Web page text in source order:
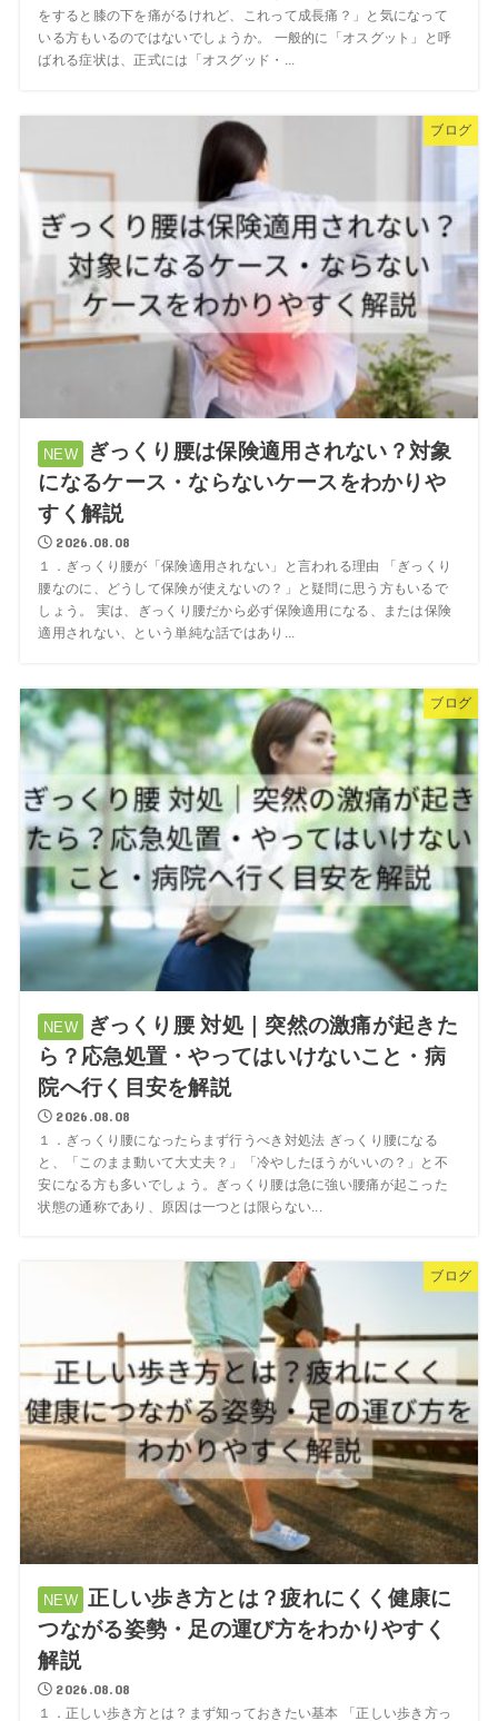
をすると膝の下を痛がるけれど、これって成長痛？」と気になって
いる方もいるのではないでしょうか。 一般的に「オスグット」と呼
ばれる症状は、正式には「オスグッド・...
ブログ
ぎっくり腰は保険適用されない？対象
になるケース・ならないケースをわかりや
すく解説
2026.08.08
１．ぎっくり腰が「保険適用されない」と言われる理由 「ぎっくり
腰なのに、どうして保険が使えないの？」と疑問に思う方もいるで
しょう。 実は、ぎっくり腰だから必ず保険適用になる、または保険
適用されない、という単純な話ではあり...
ブログ
ぎっくり腰 対処｜突然の激痛が起きた
ら？応急処置・やってはいけないこと・病
院へ行く目安を解説
2026.08.08
１．ぎっくり腰になったらまず行うべき対処法 ぎっくり腰になる
と、「このまま動いて大丈夫？」「冷やしたほうがいいの？」と不
安になる方も多いでしょう。ぎっくり腰は急に強い腰痛が起こった
状態の通称であり、原因は一つとは限らない...
ブログ
正しい歩き方とは？疲れにくく健康に
つながる姿勢・足の運び方をわかりやすく
解説
2026.08.08
１．正しい歩き方とは？まず知っておきたい基本 「正しい歩き方っ